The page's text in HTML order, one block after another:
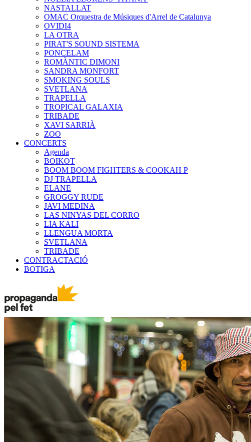
NASTALLAT
OMAC Orquestra de Músiques d'Arrel de Catalunya
OVIDI4
LA OTRA
PIRAT'S SOUND SISTEMA
PONCELAM
ROMÀNTIC DIMONI
SANDRA MONFORT
SMOKING SOULS
SVETLANA
TRAPELLA
TROPICAL GALAXIA
TRIBADE
XAVI SARRIÀ
ZOO
CONCERTS
Agenda
BOIKOT
BOOM BOOM FIGHTERS & COOKAH P
DJ TRAPELLA
ELANE
GROGGY RUDE
JAVI MEDINA
LAS NINYAS DEL CORRO
LIA KALI
LLENGUA MORTA
SVETLANA
TRIBADE
CONTRACTACIÓ
BOTIGA